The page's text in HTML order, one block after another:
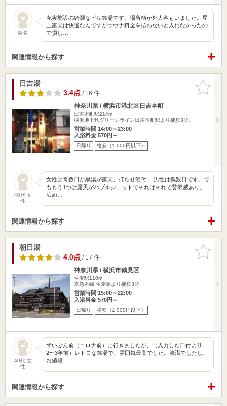
匿名
充実施設の綺麗なビル銭湯です。場所柄か外人客もいました。屋
上露天は快適なんですがサウナ料金を払わないと入れなかったの
で損し…
関連情報から探す
お気に入
りに追加
日吉湯
3.4点/ 16 件
神奈川県 / 横浜市港北区日吉本町
日吉本町駅214m
横浜地下鉄グリーンライン日吉本町駅より徒歩3分。
営業時間 14:00～23:00
入浴料金 570円～
日帰り 格安（1,000円以下）
40代 女
性
女性は奇数日が黒湯が露天、打たせ湯付! 男性は偶数日です。で
ももう1つは露天がバブルジェットでそれはそれで贅沢感あり。
広め…
関連情報から探す
お気に入
りに追加
朝日湯
4.0点/ 17 件
神奈川県 / 横浜市鶴見区
生麦駅110m
京急本線 生麦駅より徒歩3分
営業時間 15:00～22:00
入浴料金 570円～
日帰り 格安（1,000円以下）
40代 女
性
ずいぶん前（コロナ前）に行きましたが、（入力した日付より
2〜3年前）レトロな銭湯で、雰囲気最高でした。清潔でしたし、
お値段…
関連情報から探す